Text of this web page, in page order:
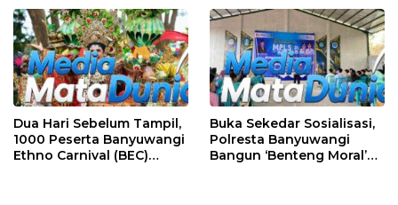
Prajurit
Dua Hari Sebelum Tampil,
1000 Peserta Banyuwangi
Ethno Carnival (BEC)
Buka Sekedar Sosialisasi,
Polresta Banyuwangi
Bangun ‘Benteng Moral’